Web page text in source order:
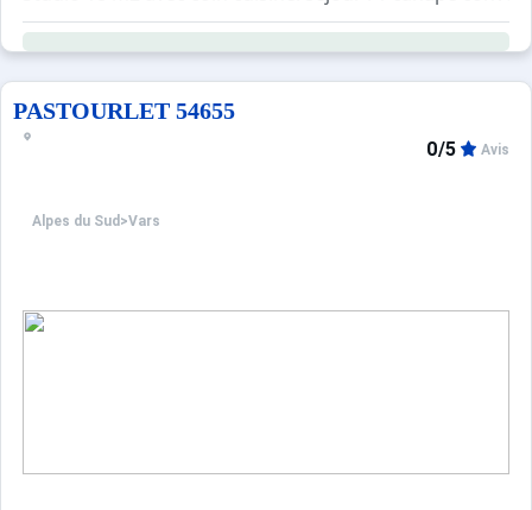
Info vérité : ;
PASTOURLET 54655
Alpes du Sud >Vars
0/5 Avis